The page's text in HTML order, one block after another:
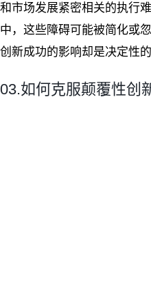
和市场发展紧密相关的执行
中，这些障碍可能被简化或
创新成功的影响却是决定性的
03.如何克服颠覆性创